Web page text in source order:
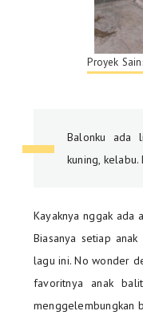
Proyek
Balonku ada
kuning,
Kayaknya nggak ada
Biasanya setiap
lagu ini. No wonder
favoritnya anak
menggelembungkan